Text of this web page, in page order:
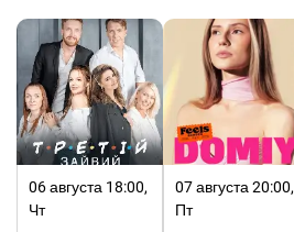
06 августа 18:00,
Чт
07 августа 20:00,
Пт